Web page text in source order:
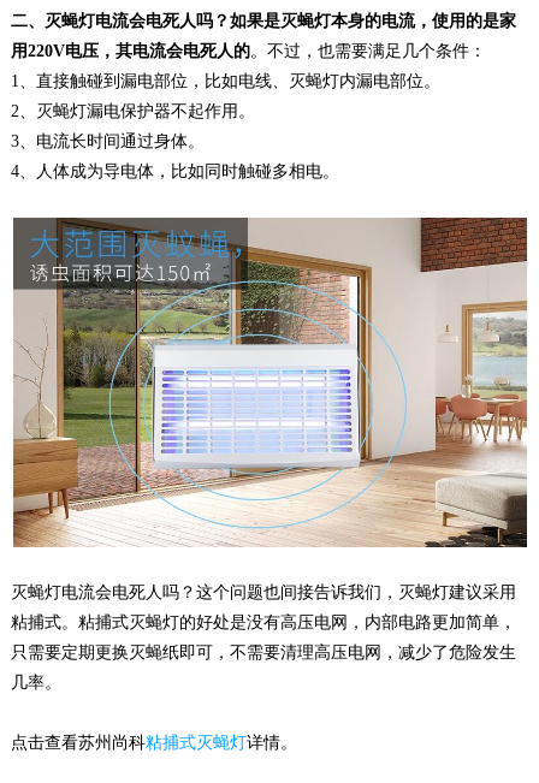
二、灭蝇灯电流会电死人吗？如果是灭蝇灯本身的电流，使用的是家
用220V电压，其电流会电死人的。不过，也需要满足几个条件：
1、直接触碰到漏电部位，比如电线、灭蝇灯内漏电部位。
2、灭蝇灯漏电保护器不起作用。
3、电流长时间通过身体。
4、人体成为导电体，比如同时触碰多相电。
灭蝇灯电流会电死人吗？这个问题也间接告诉我们，灭蝇灯建议采用
粘捕式。粘捕式灭蝇灯的好处是没有高压电网，内部电路更加简单，
只需要定期更换灭蝇纸即可，不需要清理高压电网，减少了危险发生
几率。
点击查看苏州尚科粘捕式灭蝇灯详情。